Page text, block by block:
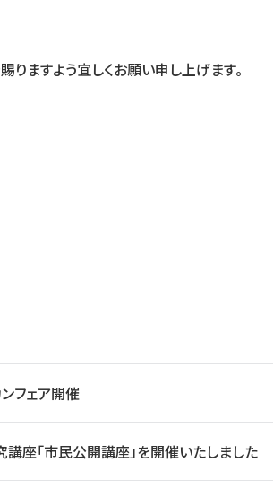
ますよう宜しくお願い申し上げます。
フェア開催
「市民公開講座」を開催いたしました